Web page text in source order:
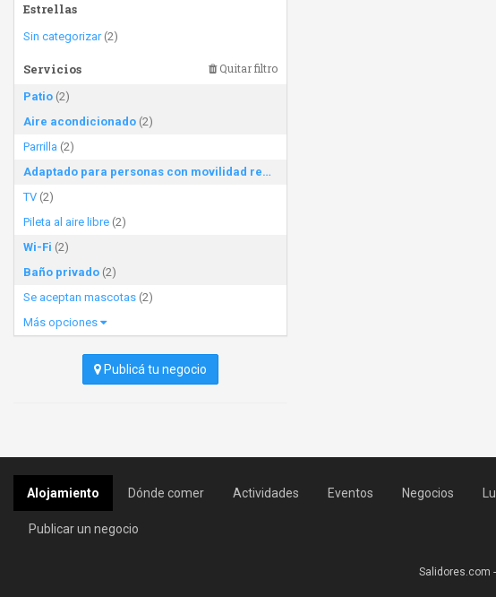
Estrellas
Sin categorizar(2)
Servicios Quitar filtro
Patio (2)
Aire acondicionado (2)
Parrilla (2)
Adaptado para personas con movilidad reducida
TV (2)
Pileta al aire libre (2)
Wi-Fi (2)
Baño privado (2)
Se aceptan mascotas (2)
Más opciones
Publicá tu negocio
Alojamiento Dónde comer Actividades Eventos Negocios
Publicar un negocio
Salidores.com